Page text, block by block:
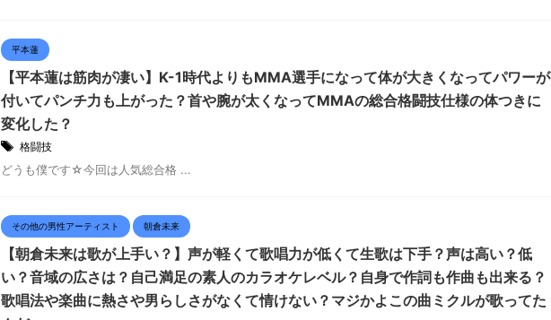
平本蓮
【平本蓮は筋肉が凄い】K-1時代よりもMMA選手になって体が大きくなってパワーが
付いてパンチ力も上がった？首や腕が太くなってMMAの総合格闘技仕様の体つきに
変化した？
格闘技
どうも僕です☆今回は人気総合格 ...
その他の男性アーティスト 朝倉未来
【朝倉未来は歌が上手い？】声が軽くて歌唱力が低くて生歌は下手？声は高い？低
い？音域の広さは？自己満足の素人のカラオケレベル？自身で作詞も作曲も出来る？
歌唱法や楽曲に熱さや男らしさがなくて情けない？マジかよこの曲ミクルが歌ってた